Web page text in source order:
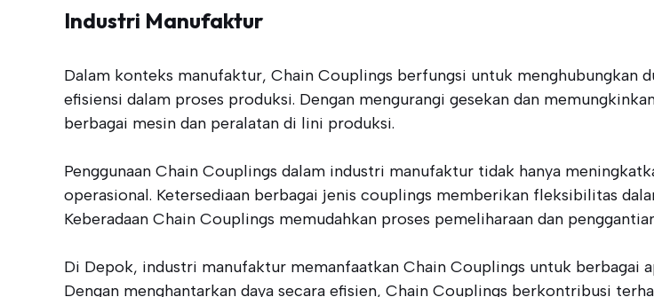
Industri Manufaktur
Dalam konteks manufaktur, Chain Couplings berfungsi untuk menghubungkan
efisiensi dalam proses produksi. Dengan mengurangi gesekan dan
berbagai mesin dan peralatan di lini produksi.
Penggunaan Chain Couplings dalam industri manufaktur tidak hanya
operasional. Ketersediaan berbagai jenis couplings memberikan fleksibilitas
Keberadaan Chain Couplings memudahkan proses pemeliharaan dan
Di Depok, industri manufaktur memanfaatkan Chain Couplings untuk
Dengan menghantarkan daya secara efisien, Chain Couplings berkontribusi